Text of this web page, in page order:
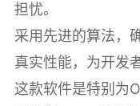
担忧。
采用先进的算法，
真实性能，为开发
这款软件是特别为